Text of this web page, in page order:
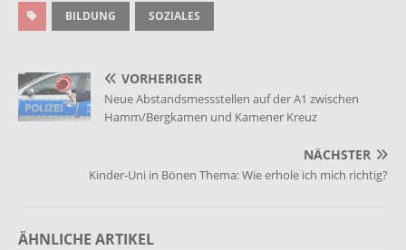
BILDUNG SOZIALES
VORHERIGER
Neue Abstandsmessstellen auf der A1 zwischen
Hamm/Bergkamen und Kamener Kreuz
NÄCHSTER
Kinder-Uni in Bönen Thema: Wie erhole ich mich richtig?
ÄHNLICHE ARTIKEL